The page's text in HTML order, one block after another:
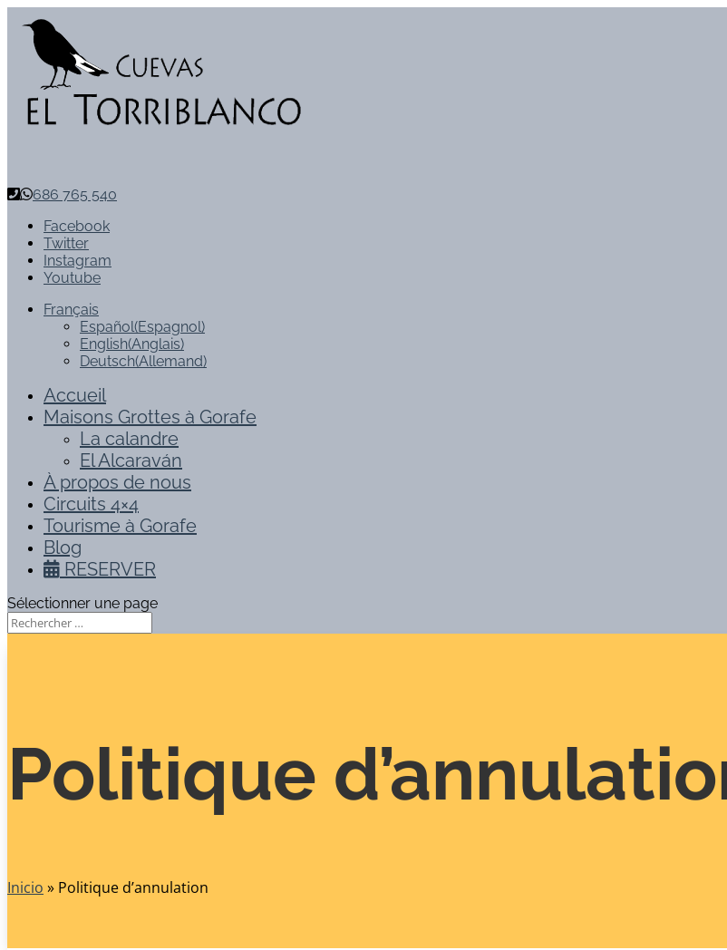
686 765 540
Facebook
Twitter
Instagram
Youtube
Français
Español(Espagnol)
English(Anglais)
Deutsch(Allemand)
Accueil
Maisons Grottes à Gorafe
La calandre
El Alcaraván
À propos de nous
Circuits 4×4
Tourisme à Gorafe
Blog
RESERVER
Sélectionner une page
Politique
Inicio » Politique d’annulation